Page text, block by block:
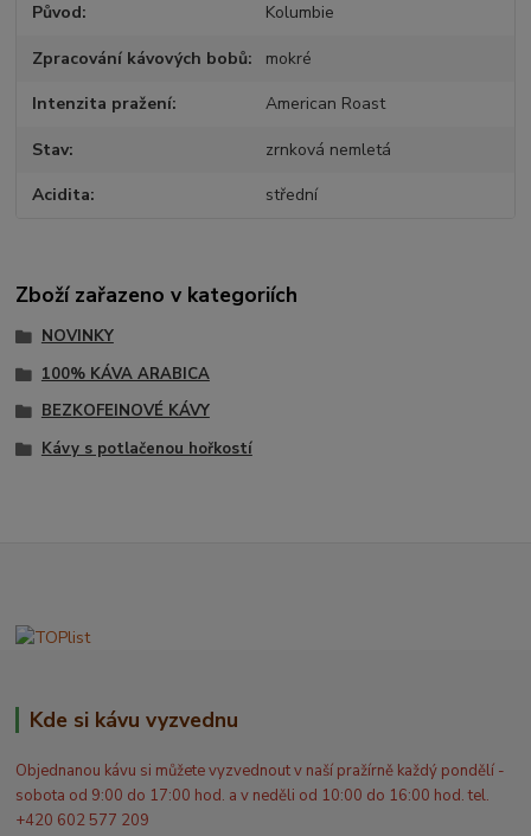
Původ Kolumbie
Zpracování kávových bobů mokré
Intenzita pražení American Roast
Stav zrnková nemletá
Acidita střední
Zboží zařazeno v kategoriích
NOVINKY
100% KÁVA ARABICA
BEZKOFEINOVÉ KÁVY
Kávy s potlačenou hořkostí
Kde si kávu vyzvednu
Objednanou kávu si můžete vyzvednout v naší pražírně každý pondělí -
sobota od 9:00 do 17:00 hod. a v neděli od 10:00 do 16:00 hod. tel.
+420 602 577 209